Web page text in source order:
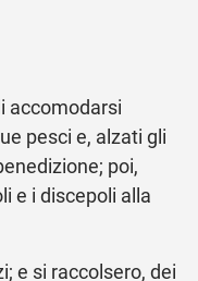
accomodarsi
pesci e, alzati gli
poi,
e i discepoli alla
e si raccolsero, dei